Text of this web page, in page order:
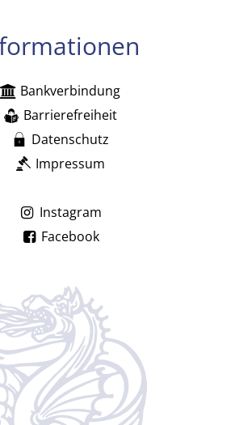
Bankverbindung
Barrierefreiheit
Datenschutz
Impressum
Instagram
Facebook